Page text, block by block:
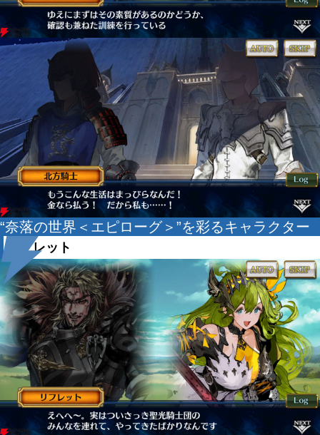
“奈落の世界＜エピローグ＞”を彩るキャラクター
リフレット